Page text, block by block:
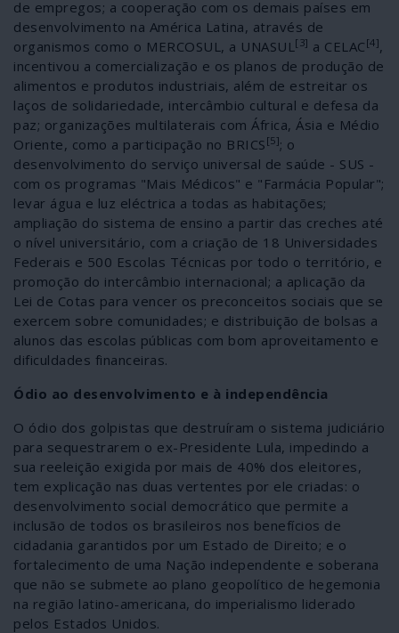
de empregos; a cooperação com os demais países em
desenvolvimento na América Latina, através de
organismos como o MERCOSUL, a UNASUL [3] a CELAC [4],
incentivou a comercialização e os planos de produção de
alimentos e produtos industriais, além de estreitar os
laços de solidariedade, intercâmbio cultural e defesa da
paz; organizações multilaterais com África, Ásia e Médio
Oriente, como a participação no BRICS [5]; o
desenvolvimento do serviço universal de saúde - SUS -
com os programas "Mais Médicos" e "Farmácia Popular";
levar água e luz eléctrica a todas as habitações;
ampliação do sistema de ensino a partir das creches até
o nível universitário, com a criação de 18 Universidades
Federais e 500 Escolas Técnicas por todo o território, e
promoção do intercâmbio internacional; a aplicação da
Lei de Cotas para vencer os preconceitos sociais que se
exercem sobre comunidades; e distribuição de bolsas a
alunos das escolas públicas com bom aproveitamento e
dificuldades financeiras.
Ódio ao desenvolvimento e à independência
O ódio dos golpistas que destruíram o sistema judiciário
para sequestrarem o ex-Presidente Lula, impedindo a
sua reeleição exigida por mais de 40% dos eleitores,
tem explicação nas duas vertentes por ele criadas: o
desenvolvimento social democrático que permite a
inclusão de todos os brasileiros nos benefícios de
cidadania garantidos por um Estado de Direito; e o
fortalecimento de uma Nação independente e soberana
que não se submete ao plano geopolítico de hegemonia
na região latino-americana, do imperialismo liderado
pelos Estados Unidos.